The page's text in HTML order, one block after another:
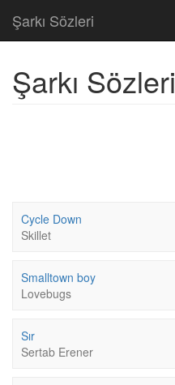
Şarkı Sözleri
Şarkı Sözleri
Cycle Down
Skillet
Smalltown boy
Lovebugs
Sır
Sertab Erener